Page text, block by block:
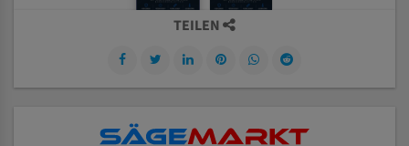
TEILEN